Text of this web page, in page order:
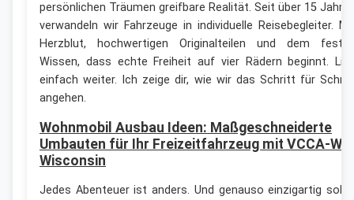
persönlichen Träumen greifbare Realität. Seit über 15
verwandeln wir Fahrzeuge in individuelle Reisebegleiter.
Herzblut, hochwertigen Originalteilen und dem
Wissen, dass echte Freiheit auf vier Rädern beginnt.
einfach weiter. Ich zeige dir, wie wir das Schritt für
angehen.
Wohnmobil Ausbau Ideen: Maßgeschneiderte
Umbauten für Ihr Freizeitfahrzeug mit VCCA-WI
Wisconsin
Jedes Abenteuer ist anders. Und genauso einzigartig